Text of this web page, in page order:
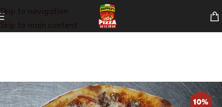
Skip to navigation
Skip to main content
10%